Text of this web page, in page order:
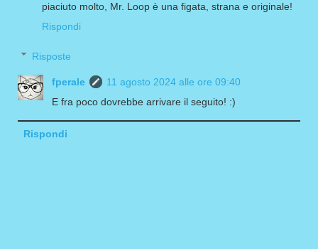
piaciuto molto, Mr. Loop è una figata, strana e originale!
Rispondi
Risposte
fperale
11 agosto 2024 alle ore 09:40
E fra poco dovrebbe arrivare il seguito! :)
Rispondi